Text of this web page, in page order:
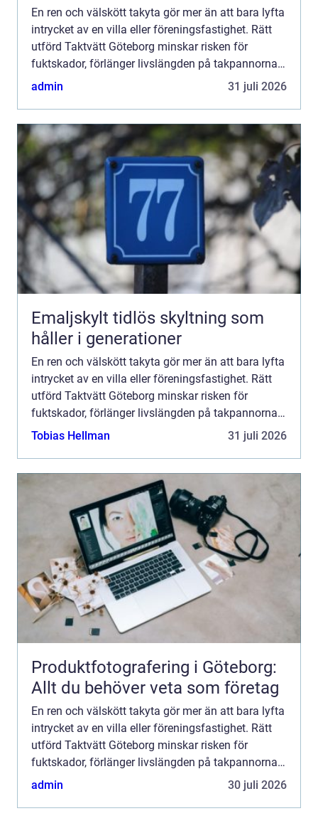
En ren och välskött takyta gör mer än att bara lyfta
intrycket av en villa eller föreningsfastighet. Rätt
utförd Taktvätt Göteborg minskar risken för
fuktskador, förlänger livslängden på takpannorna
och kan på sikt spara stora pengar. I ett klimat so...
admin 31 juli 2026
Emaljskylt tidlös skyltning som
håller i generationer
En ren och välskött takyta gör mer än att bara lyfta
intrycket av en villa eller föreningsfastighet. Rätt
utförd Taktvätt Göteborg minskar risken för
fuktskador, förlänger livslängden på takpannorna
och kan på sikt spara stora pengar. I ett klimat so...
Tobias Hellman 31 juli 2026
Produktfotografering i Göteborg:
Allt du behöver veta som företag
En ren och välskött takyta gör mer än att bara lyfta
intrycket av en villa eller föreningsfastighet. Rätt
utförd Taktvätt Göteborg minskar risken för
fuktskador, förlänger livslängden på takpannorna
och kan på sikt spara stora pengar. I ett klimat so...
admin 30 juli 2026